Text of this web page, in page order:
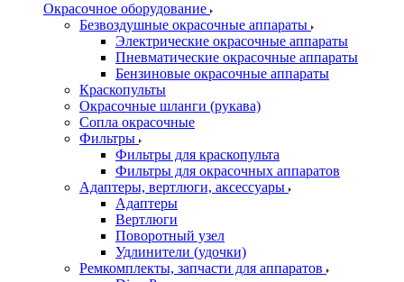
Окрасочное оборудование
Безвоздушные окрасочные аппараты
Электрические окрасочные аппараты
Пневматические окрасочные аппараты
Бензиновые окрасочные аппараты
Краскопульты
Окрасочные шланги (рукава)
Сопла окрасочные
Фильтры
Фильтры для краскопульта
Фильтры для окрасочных аппаратов
Адаптеры, вертлюги, аксессуары
Адаптеры
Вертлюги
Поворотный узел
Удлинители (удочки)
Ремкомплекты, запчасти для аппаратов